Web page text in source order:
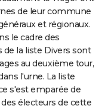
de leur commune
et régionaux.
le cadre des
de la liste Divers sont
au deuxième tour,
l'urne. La liste
s'est emparée de
des électeurs de cette